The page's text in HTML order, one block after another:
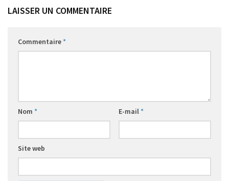
LAISSER UN COMMENTAIRE
Commentaire*
Nom * E-mail*
Site web